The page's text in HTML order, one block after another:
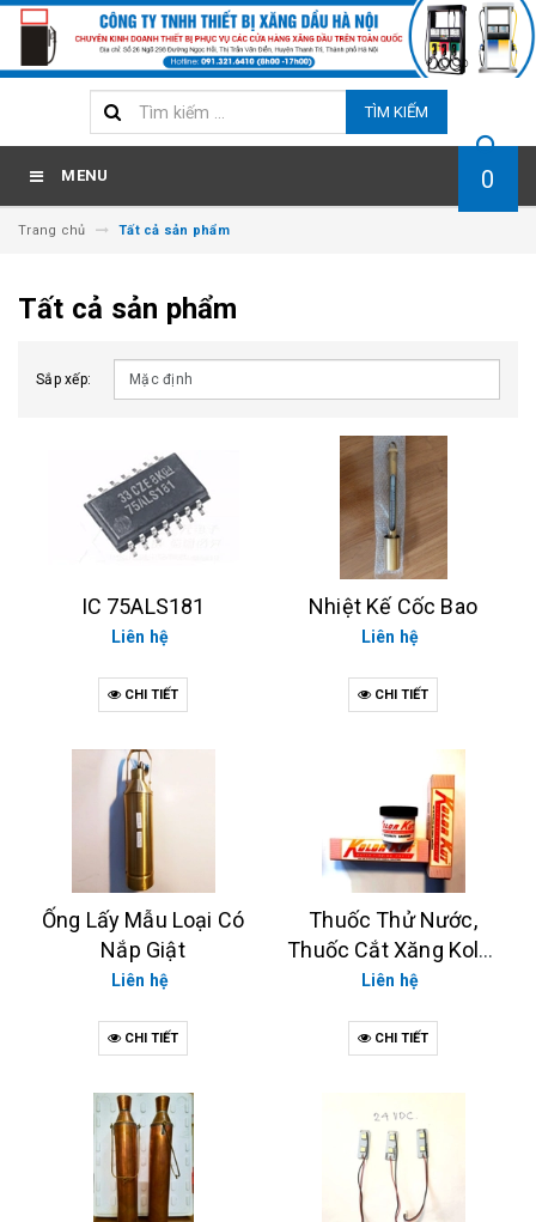
TÌM KIẾM
MENU 0
Trang chủ Tất cả sản phẩm
Tất cả sản phẩm
Sắp xếp:
IC 75ALS181
Liên hệ
CHI TIẾT
Nhiệt Kế Cốc Bao
Liên hệ
CHI TIẾT
Ống Lấy Mẫu Loại Có
Nắp Giật
Liên hệ
CHI TIẾT
Thuốc Thử Nước,
Thuốc Cắt Xăng Kolor
Kut, CAMON
Liên hệ
CHI TIẾT